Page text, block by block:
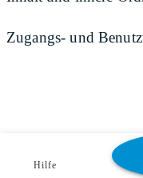
Zugangs- und
Hilfe